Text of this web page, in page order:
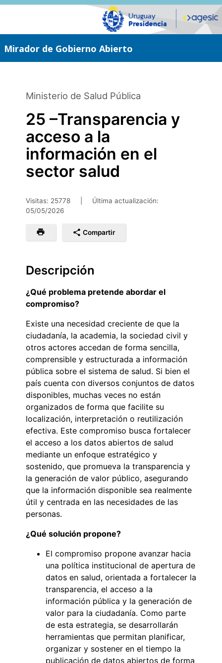
Saltar
Mirador de Gobierno Abierto
Ministerio de Salud Pública
25 –Transparencia y
acceso a la
información en el
sector salud
Visitas: 25778
Última actualización:
05/05/2026
Compartir
Descripción
¿Qué problema pretende abordar el
compromiso?
Existe una necesidad creciente de que la
ciudadanía, la academia, la sociedad civil y
otros actores accedan de forma sencilla,
comprensible y estructurada a información
pública sobre el sistema de salud. Si bien el
país cuenta con diversos conjuntos de datos
disponibles, muchas veces no están
organizados de forma que facilite su
localización, interpretación o reutilización
efectiva. Este compromiso busca fortalecer
el acceso a los datos abiertos de salud
mediante un enfoque estratégico y
sostenido, que promueva la transparencia y
la generación de valor público, asegurando
que la información disponible sea realmente
útil y centrada en las necesidades de las
personas.
¿Qué solución propone?
El compromiso propone avanzar hacia
una política institucional de apertura de
datos en salud, orientada a fortalecer la
transparencia, el acceso a la
información pública y la generación de
valor para la ciudadanía. Como parte
de esta estrategia, se desarrollarán
herramientas que permitan planificar,
organizar y sostener en el tiempo la
publicación de datos abiertos de forma